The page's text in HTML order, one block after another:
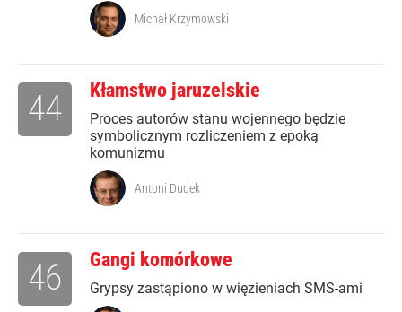
Michał Krzymowski
Kłamstwo jaruzelskie
Proces autorów stanu wojennego będzie
symbolicznym rozliczeniem z epoką
komunizmu
44
Antoni Dudek
Gangi komórkowe
Grypsy zastąpiono w więzieniach SMS-ami
46